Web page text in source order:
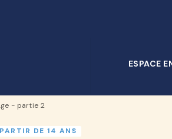
ESPACE
- partie 2
DE 14 ANS